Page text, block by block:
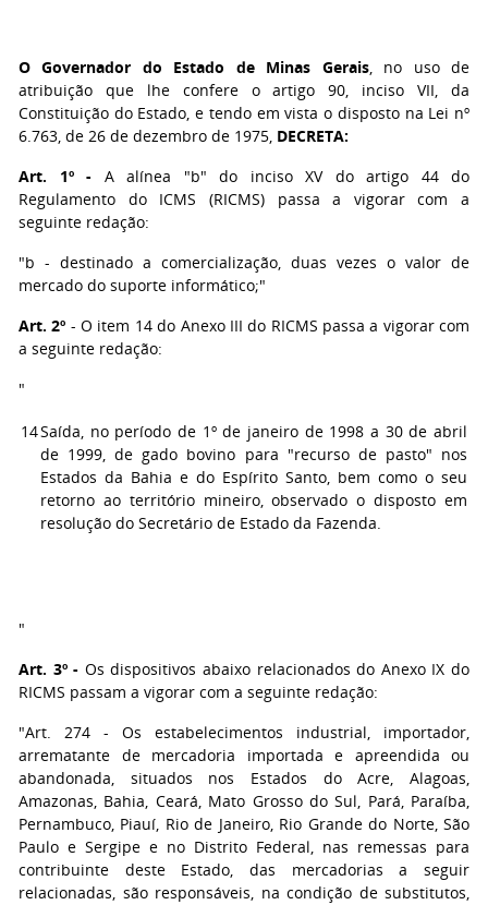
O Governador do Estado de Minas Gerais, no uso de
atribuição que lhe confere o artigo 90, inciso VII, da
Constituição do Estado, e tendo em vista o disposto na Lei nº
6.763, de 26 de dezembro de 1975, DECRETA:
Art. 1º - A alínea "b" do inciso XV do artigo 44 do
Regulamento do ICMS (RICMS) passa a vigorar com a
seguinte redação:
"b - destinado a comercialização, duas vezes o valor de
mercado do suporte informático;"
Art. 2º - O item 14 do Anexo III do RICMS passa a vigorar com
a seguinte redação:
"
14Saída, no período de 1º de janeiro de 1998 a 30 de abril
de 1999, de gado bovino para "recurso de pasto" nos
Estados da Bahia e do Espírito Santo, bem como o seu
retorno ao território mineiro, observado o disposto em
resolução do Secretário de Estado da Fazenda.
"
Art. 3º - Os dispositivos abaixo relacionados do Anexo IX do
RICMS passam a vigorar com a seguinte redação:
"Art. 274 - Os estabelecimentos industrial, importador,
arrematante de mercadoria importada e apreendida ou
abandonada, situados nos Estados do Acre, Alagoas,
Amazonas, Bahia, Ceará, Mato Grosso do Sul, Pará, Paraíba,
Pernambuco, Piauí, Rio de Janeiro, Rio Grande do Norte, São
Paulo e Sergipe e no Distrito Federal, nas remessas para
contribuinte deste Estado, das mercadorias a seguir
relacionadas, são responsáveis, na condição de substitutos,